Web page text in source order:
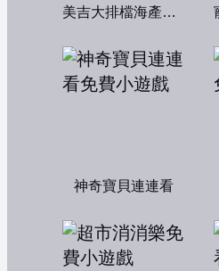
美吉大排檔海產店：中文版
神奇寶貝連連看